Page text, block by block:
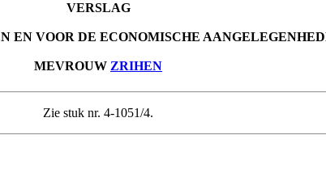
VERSLAG
EN VOOR DE ECONOMISCHE
MEVROUW ZRIHEN
Zie stuk nr. 4-1051/4.